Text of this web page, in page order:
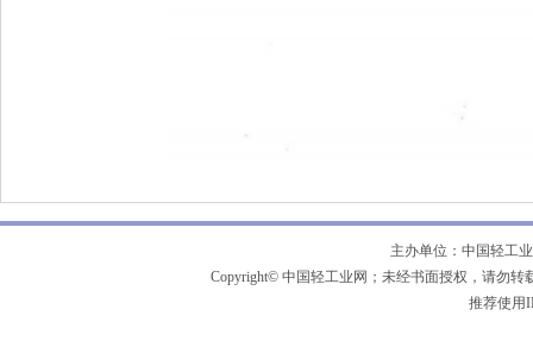
主办单位：中国轻工
Copyright© 中国轻工业网；未经书面授权，请勿转
推荐使用